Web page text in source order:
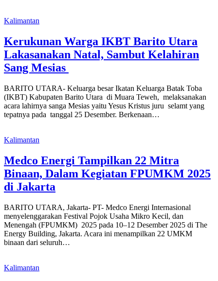
Kalimantan
Kerukunan Warga IKBT Barito Utara
Lakasanakan Natal, Sambut Kelahiran
Sang Mesias
BARITO UTARA- Keluarga besar Ikatan Keluarga Batak Toba
(IKBT) Kabupaten Barito Utara di Muara Teweh, melaksanakan
acara lahirnya sanga Mesias yaitu Yesus Kristus juru selamt yang
tepatnya pada tanggal 25 Desember. Berkenaan…
Kalimantan
Medco Energi Tampilkan 22 Mitra
Binaan, Dalam Kegiatan FPUMKM 2025
di Jakarta
BARITO UTARA, Jakarta- PT- Medco Energi Internasional
menyelenggarakan Festival Pojok Usaha Mikro Kecil, dan
Menengah (FPUMKM) 2025 pada 10–12 Desember 2025 di The
Energy Building, Jakarta. Acara ini menampilkan 22 UMKM
binaan dari seluruh…
Kalimantan